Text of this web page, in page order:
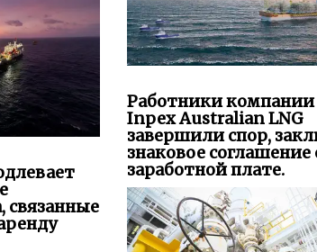
связанные
Работники компании
Inpex Australian LNG
завершили спор,
знаковое соглашение
заработной плате.